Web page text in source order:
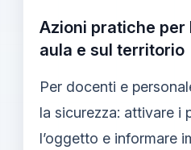
Azioni pratiche per
aula e sul territorio
Per docenti e
la sicurezza: attivare i
l’oggetto e informare